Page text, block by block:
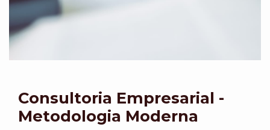
Consultoria Empresarial -
Metodologia Moderna